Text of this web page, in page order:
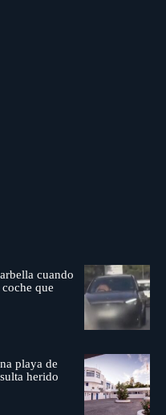
cuando
que
playa de
herido